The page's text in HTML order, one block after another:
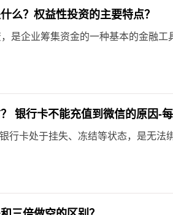
么？权益性投资的主要特点？
是企业筹集资金的一种基本的金融工
银行卡不能充值到微信的原因-
行卡处于挂失、冻结等状态，是无法